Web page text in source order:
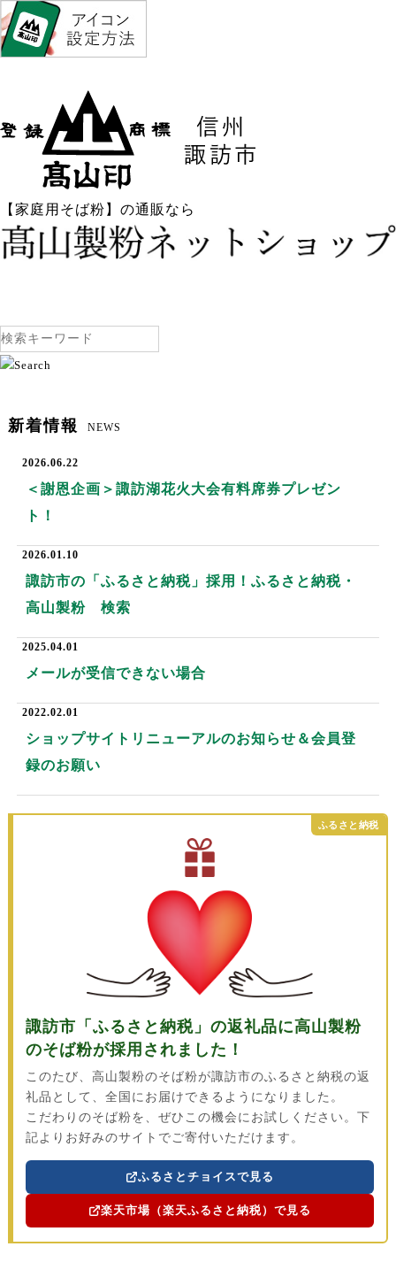
【家庭用そば粉】の通販なら
新着情報 NEWS
2026.06.22
＜謝恩企画＞諏訪湖花火大会有料席券プレゼン
ト！
2026.01.10
諏訪市の「ふるさと納税」採用！ふるさと納税・
高山製粉 検索
2025.04.01
メールが受信できない場合
2022.02.01
ショップサイトリニューアルのお知らせ＆会員登
録のお願い
ふるさと納税
諏訪市「ふるさと納税」の返礼品に高山製粉
のそば粉が採用されました！
このたび、高山製粉のそば粉が諏訪市のふるさと納税の返
礼品として、全国にお届けできるようになりました。
こだわりのそば粉を、ぜひこの機会にお試しください。 下
記よりお好みのサイトでご寄付いただけます。
ふるさとチョイスで見る
楽天市場（楽天ふるさと納税）で見る